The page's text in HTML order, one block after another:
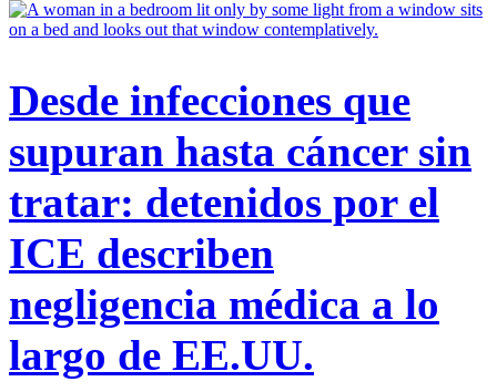
Desde infecciones que
supuran hasta cáncer sin
tratar: detenidos por el
ICE describen
negligencia médica a lo
largo de EE.UU.